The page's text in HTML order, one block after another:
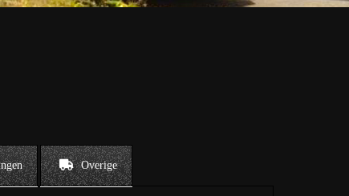
Overige